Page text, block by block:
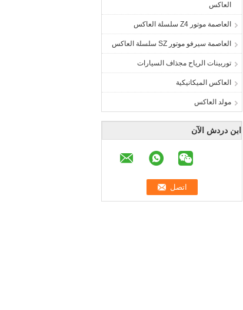
العاكس
العاصمة موتور Z4 سلسلة العاكس
العاصمة سيرفو موتور SZ سلسلة العاكس
توربينات الرياح مجذاف السيارات
العاكس الميكانيكية
مولد العاكس
ابن دردش الآن